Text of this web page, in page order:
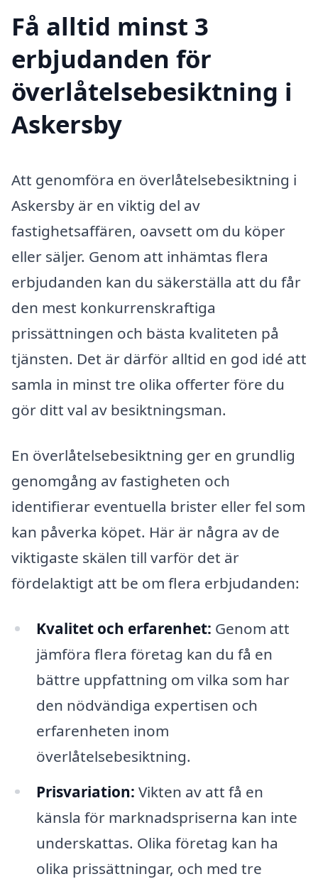
Få alltid minst 3
erbjudanden för
överlåtelsebesiktning i
Askersby
Att genomföra en överlåtelsebesiktning i
Askersby är en viktig del av
fastighetsaffären, oavsett om du köper
eller säljer. Genom att inhämtas flera
erbjudanden kan du säkerställa att du får
den mest konkurrenskraftiga
prissättningen och bästa kvaliteten på
tjänsten. Det är därför alltid en god idé att
samla in minst tre olika offerter före du
gör ditt val av besiktningsman.
En överlåtelsebesiktning ger en grundlig
genomgång av fastigheten och
identifierar eventuella brister eller fel som
kan påverka köpet. Här är några av de
viktigaste skälen till varför det är
fördelaktigt att be om flera erbjudanden:
Kvalitet och erfarenhet: Genom att
jämföra flera företag kan du få en
bättre uppfattning om vilka som har
den nödvändiga expertisen och
erfarenheten inom
överlåtelsebesiktning.
Prisvariation: Vikten av att få en
känsla för marknadspriserna kan inte
underskattas. Olika företag kan ha
olika prissättningar, och med tre